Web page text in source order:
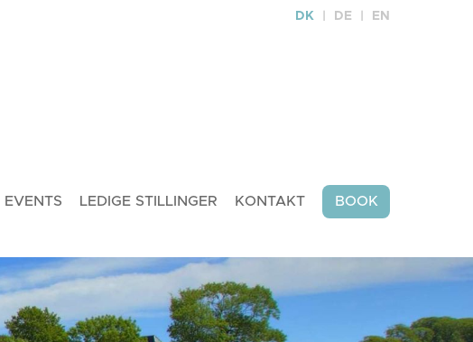
DK DE EN
EVENTS LEDIGE STILLINGER KONTAKT BOOK